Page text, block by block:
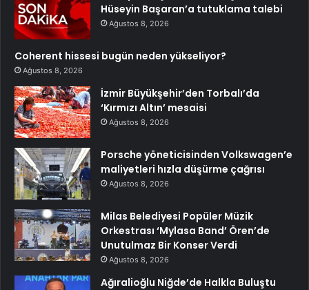
Hüseyin Başaran’a tutuklama talebi
Ağustos 8, 2026
Coherent hissesi bugün neden yükseliyor?
Ağustos 8, 2026
İzmir Büyükşehir’den Torbalı’da
‘Kırmızı Altın’ mesaisi
Ağustos 8, 2026
Porsche yöneticisinden Volkswagen’e
maliyetleri hızla düşürme çağrısı
Ağustos 8, 2026
Milas Belediyesi Popüler Müzik
Orkestrası ‘Mylasa Band’ Ören’de
Unutulmaz Bir Konser Verdi
Ağustos 8, 2026
Ağıralioğlu Niğde’de Halkla Buluştu